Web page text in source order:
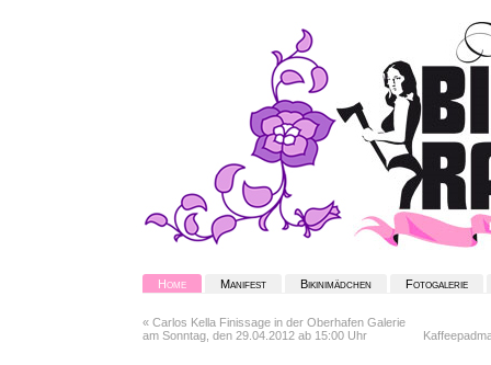
Home Manifest Bikinimädchen Fotogalerie
« Carlos Kella Finissage in der Oberhafen Galerie
am Sonntag, den 29.04.2012 ab 15:00 Uhr